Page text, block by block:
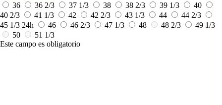
36
36 2/3 37 1/3 38 38 2/3 39 1/3
40
40 2/3
41 1/3 42 42 2/3 43 1/3 44
44 2/3
45 1/3 24h 46 46 2/3 47 1/3 48 48 2/3
49 1/3
50
51 1/3
Este campo es obligatorio